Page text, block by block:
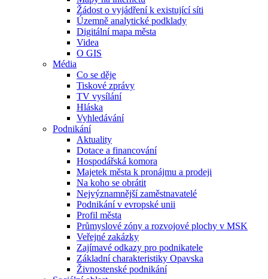
Žádost o vyjádření k existující síti
Územně analytické podklady
Digitální mapa města
Videa
O GIS
Média
Co se děje
Tiskové zprávy
TV vysílání
Hláska
Vyhledávání
Podnikání
Aktuality
Dotace a financování
Hospodářská komora
Majetek města k pronájmu a prodeji
Na koho se obrátit
Nejvýznamnější zaměstnavatelé
Podnikání v evropské unii
Profil města
Průmyslové zóny a rozvojové plochy v MSK
Veřejné zakázky
Zajímavé odkazy pro podnikatele
Základní charakteristiky Opavska
Živnostenské podnikání